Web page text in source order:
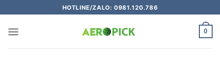
qua
nội
HOTLINE/ZALO: 0981.120.786
0